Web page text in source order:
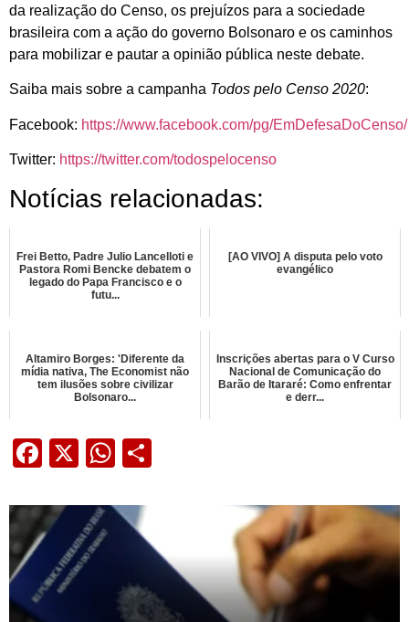
da realização do Censo, os prejuízos para a sociedade
brasileira com a ação do governo Bolsonaro e os caminhos
para mobilizar e pautar a opinião pública neste debate.
Saiba mais sobre a campanha Todos pelo Censo 2020:
Facebook: https://www.facebook.com/pg/EmDefesaDoCenso/
Twitter: https://twitter.com/todospelocenso
Notícias relacionadas:
Frei Betto, Padre Julio Lancelloti e
Pastora Romi Bencke debatem o
legado do Papa Francisco e o
futu...
[AO VIVO] A disputa pelo voto
evangélico
Altamiro Borges: 'Diferente da
mídia nativa, The Economist não
tem ilusões sobre civilizar
Bolsonaro...
Inscrições abertas para o V Curso
Nacional de Comunicação do
Barão de Itararé: Como enfrentar
e derr...
Facebook
X WhatsApp